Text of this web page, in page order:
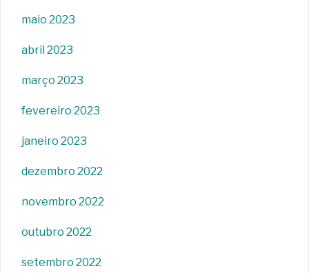
maio 2023
abril 2023
março 2023
fevereiro 2023
janeiro 2023
dezembro 2022
novembro 2022
outubro 2022
setembro 2022